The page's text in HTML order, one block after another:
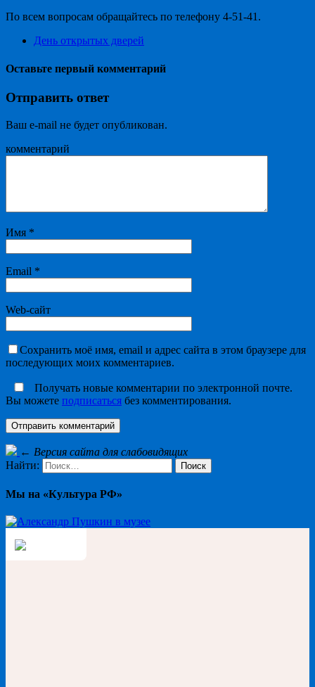
По всем вопросам обращайтесь по телефону 4-51-41.
День открытых дверей
Оставьте первый комментарий
Отправить ответ
Ваш e-mail не будет опубликован.
комментарий
Имя *
Email *
Web-сайт
Сохранить моё имя, email и адрес сайта в этом браузере для
последующих моих комментариев.
Получать новые комментарии по электронной почте.
Вы можете подписаться без комментирования.
← Версия сайта для слабовидящих
Найти:
Мы на «Культура РФ»